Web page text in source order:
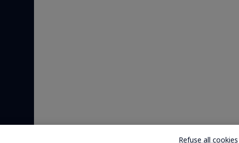
Refuse all cookies